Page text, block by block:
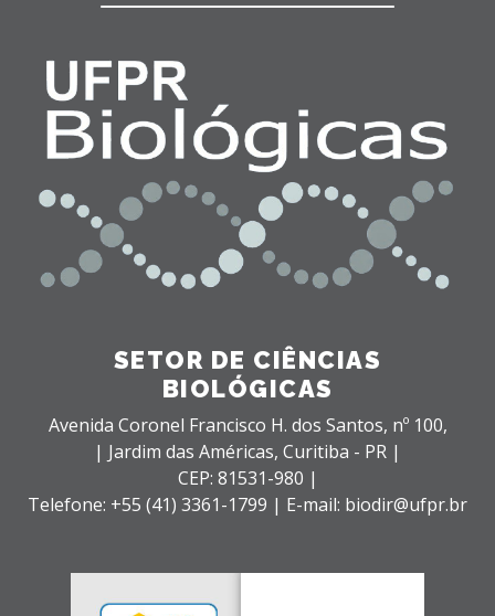
SETOR DE CIÊNCIAS
BIOLÓGICAS
Avenida Coronel Francisco H. dos Santos, nº 100,
| Jardim das Américas, Curitiba - PR |
CEP: 81531-980 |
Telefone: +55 (41) 3361-1799 | E-mail: biodir@ufpr.br